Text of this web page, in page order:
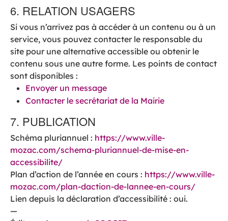
6. RELATION USAGERS
Si vous n’arrivez pas à accéder à un contenu ou à un
service, vous pouvez contacter le responsable du
site pour une alternative accessible ou obtenir le
contenu sous une autre forme. Les points de contact
sont disponibles :
Envoyer un message
Contacter le secrétariat de la Mairie
7. PUBLICATION
Schéma pluriannuel : https://www.ville-
mozac.com/schema-pluriannuel-de-mise-en-
accessibilite/
Plan d’action de l’année en cours : https://www.ville-
mozac.com/plan-daction-de-lannee-en-cours/
Lien depuis la déclaration d’accessibilité : oui.
—